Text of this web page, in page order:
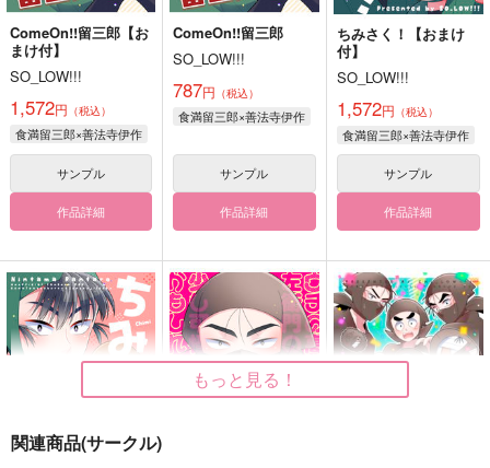
ComeOn!!留三郎【お
まけ付】
SO_LOW!!!
1,572円 （税込）
食満留三郎×善法寺伊作
サンプル
作品詳細
ComeOn!!留三郎
SO_LOW!!!
787円 （税込）
食満留三郎×善法寺伊作
サンプル
作品詳細
ちみさく！【おまけ
付】
SO_LOW!!!
1,572円 （税込）
食満留三郎×善法寺伊作
サンプル
作品詳細
もっと見る！
関連商品(サークル)